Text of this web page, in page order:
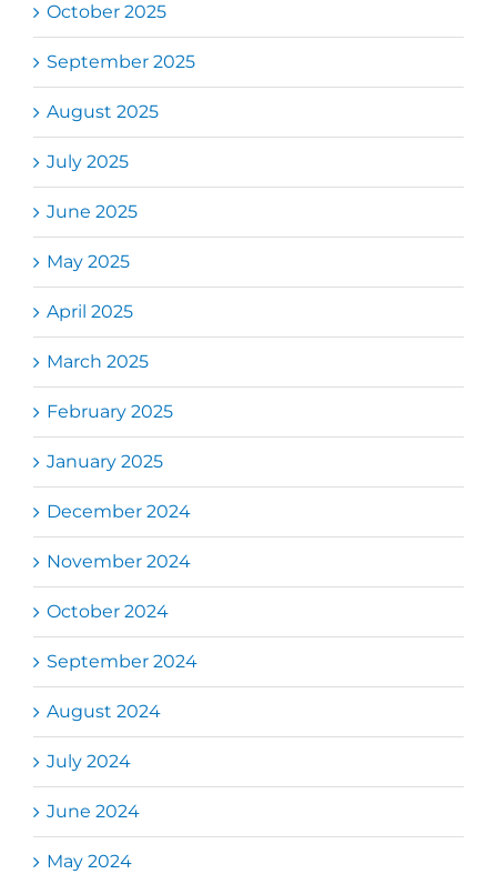
October 2025
September 2025
August 2025
July 2025
June 2025
May 2025
April 2025
March 2025
February 2025
January 2025
December 2024
November 2024
October 2024
September 2024
August 2024
July 2024
June 2024
May 2024